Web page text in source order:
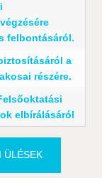
felbontásáról.
a
részére.
elbírálásáról
ÜLÉSEK